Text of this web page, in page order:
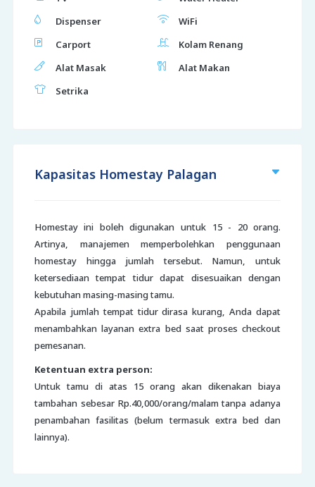
Dispenser
WiFi
Carport
Kolam Renang
Alat Masak
Alat Makan
Setrika
Kapasitas Homestay Palagan
Homestay ini boleh digunakan untuk 15 - 20 orang.
Artinya, manajemen memperbolehkan penggunaan
homestay hingga jumlah tersebut. Namun, untuk
ketersediaan tempat tidur dapat disesuaikan dengan
kebutuhan masing-masing tamu.
Apabila jumlah tempat tidur dirasa kurang, Anda dapat
menambahkan layanan extra bed saat proses checkout
pemesanan.
Ketentuan extra person:
Untuk tamu di atas 15 orang akan dikenakan biaya
tambahan sebesar Rp.40,000/orang/malam tanpa adanya
penambahan fasilitas (belum termasuk extra bed dan
lainnya).